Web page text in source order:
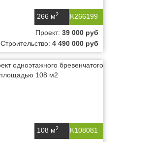
K266199
266 м2
Проект: 39 000 руб
Строительство: 4 490 000 руб
K108081
108 м2